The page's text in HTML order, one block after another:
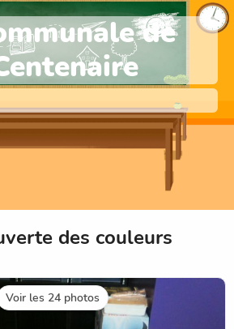
de
des couleurs
Voir les 24 photos